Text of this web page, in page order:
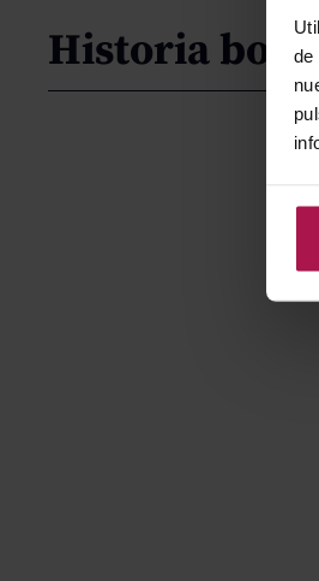
de
Historia